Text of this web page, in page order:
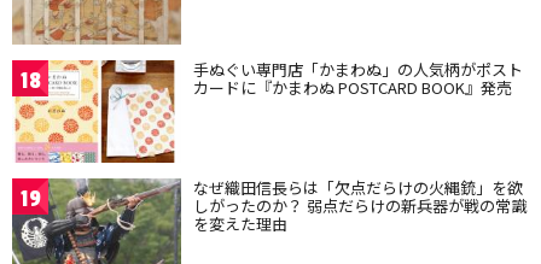
18 手ぬぐい専門店「かまわぬ」の人気柄がポスト
カードに『かまわぬ POSTCARD BOOK』発売
19 なぜ織田信長らは「欠点だらけの火縄銃」を欲
しがったのか？ 弱点だらけの新兵器が戦の常識
を変えた理由